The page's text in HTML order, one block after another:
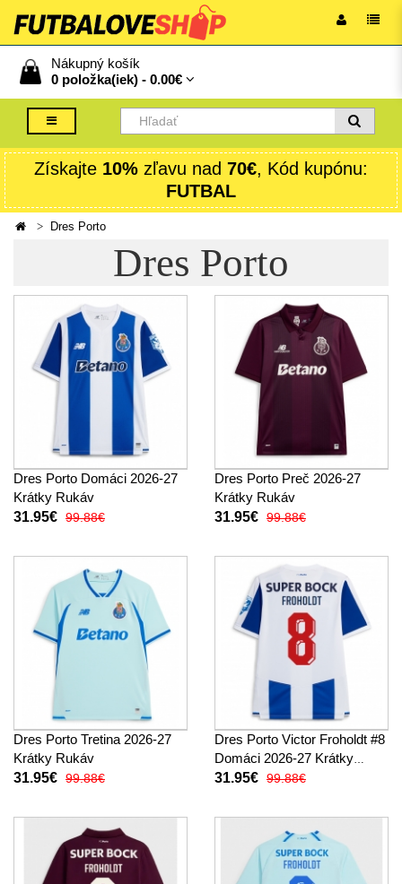
Nákupný košík
0 položka(iek) - 0.00€
Získajte 10% zľavu nad 70€, Kód kupónu:
FUTBAL
Dres Porto
Dres Porto
Dres Porto Domáci 2026-27
Krátky Rukáv
31.95€ 99.88€
Dres Porto Preč 2026-27
Krátky Rukáv
31.95€ 99.88€
Dres Porto Tretina 2026-27
Krátky Rukáv
31.95€ 99.88€
Dres Porto Victor Froholdt #8
Domáci 2026-27 Krátky
Rukáv
31.95€ 99.88€